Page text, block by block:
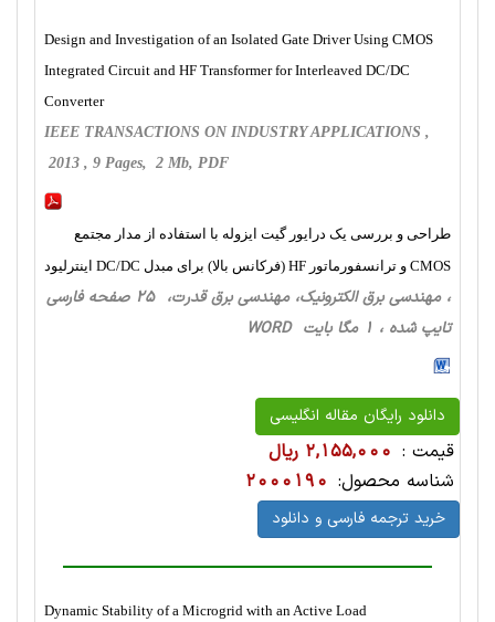
Design and Investigation of an Isolated Gate Driver Using CMOS
Integrated Circuit and HF Transformer for Interleaved DC/DC
Converter
IEEE TRANSACTIONS ON INDUSTRY APPLICATIONS ,
2013 , 9 Pages, 2 Mb, PDF
طراحی و بررسی یک درایور گیت ایزوله با استفاده از مدار مجتمع
CMOS و ترانسفورماتور HF (فرکانس بالا) برای مبدل DC/DC اینترلیود
، مهندسی برق الکترونیک، مهندسی برق قدرت، 25 صفحه فارسی
تایپ شده ، 1 مگا بایت WORD
دانلود رایگان مقاله انگلیسی
قیمت : 2,155,000 ریال
شناسه محصول: 2000190
خرید ترجمه فارسی و دانلود
Dynamic Stability of a Microgrid with an Active Load